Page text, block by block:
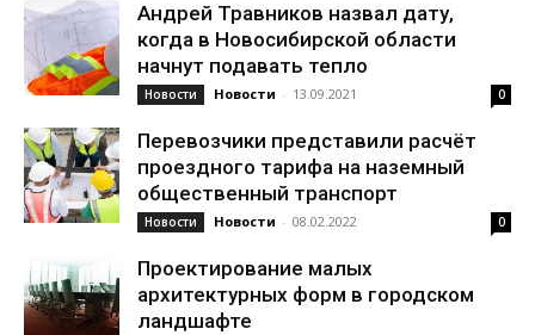
Андрей Травников назвал дату,
когда в Новосибирской области
начнут подавать тепло
Новости Новости - 13.09.2021 0
Перевозчики представили расчёт
проездного тарифа на наземный
общественный транспорт
Новости Новости - 08.02.2022 0
Проектирование малых
архитектурных форм в городском
ландшафте